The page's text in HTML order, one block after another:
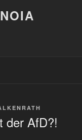
der AfD?!